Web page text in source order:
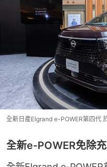
全新日產Elgrand e-POWER第四代
全新e-POWER免除